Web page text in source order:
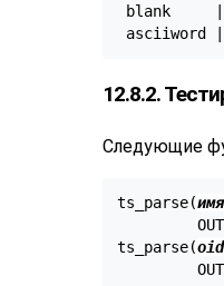
blank
12.8.2.
Следующие
ts_parse(
         OUT
ts_parse(
         OUT